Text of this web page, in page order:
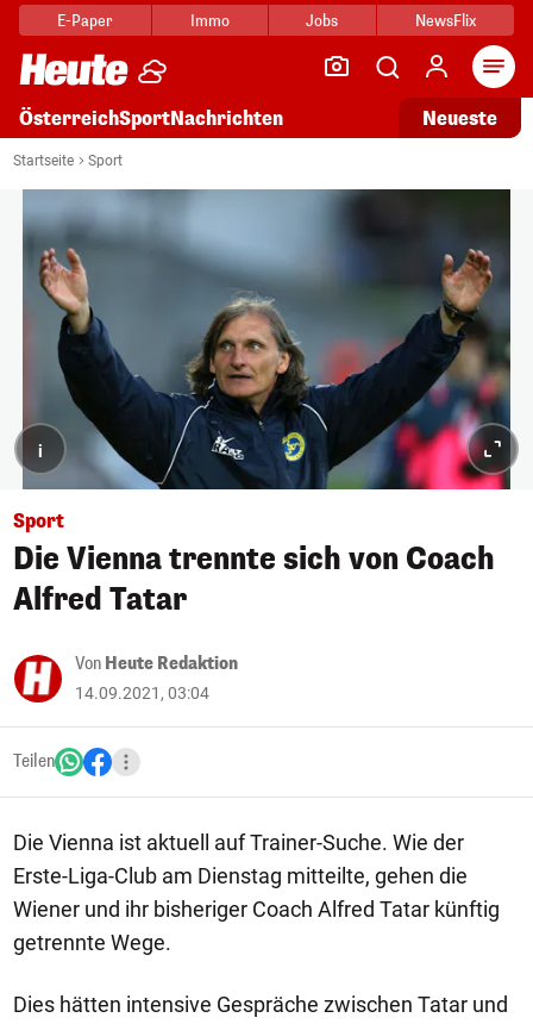
E-Paper Immo Jobs NewsFlix
ÖsterreichSportNachrichten Neueste
Startseite Sport
i
Sport
Die Vienna trennte sich von Coach
Alfred Tatar
Von Heute Redaktion
14.09.2021, 03:04
Teilen
Die Vienna ist aktuell auf Trainer-Suche. Wie der
Erste-Liga-Club am Dienstag mitteilte, gehen die
Wiener und ihr bisheriger Coach Alfred Tatar künftig
getrennte Wege.
Dies hätten intensive Gespräche zwischen Tatar und